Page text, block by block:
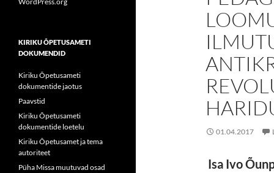
01.04.2017
Isa Ivo
KIRIKU ÕPETUSAMETI
DOKUMENDID
Kiriku Õpetusameti
dokumentide jaotus
Paavstid
Kiriku Õpetusameti
dokumentide loetelu
Kiriku Õpetusamet ja tema
autoriteet
Püha Missa muutuvad osad